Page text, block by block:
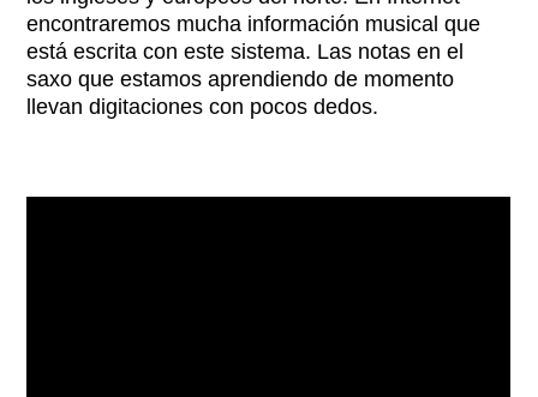
encontraremos mucha información musical que
está escrita con este sistema. Las notas en el
saxo que estamos aprendiendo de momento
llevan digitaciones con pocos dedos.